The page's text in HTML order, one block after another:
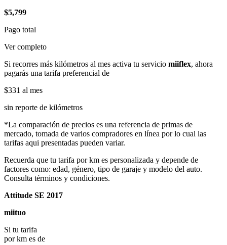
$5,799
Pago total
Ver completo
Si recorres más kilómetros al mes activa tu servicio miiflex, ahora
pagarás una tarifa preferencial de
$331 al mes
sin reporte de kilómetros
*La comparación de precios es una referencia de primas de
mercado, tomada de varios compradores en línea por lo cual las
tarifas aqui presentadas pueden variar.
Recuerda que tu tarifa por km es personalizada y depende de
factores como: edad, género, tipo de garaje y modelo del auto.
Consulta términos y condiciones.
Attitude SE 2017
miituo
Si tu tarifa
por km es de